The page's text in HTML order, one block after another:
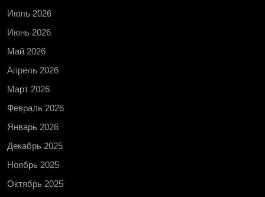
Июль 2026
Июнь 2026
Май 2026
Апрель 2026
Март 2026
Февраль 2026
Январь 2026
Декабрь 2025
Ноябрь 2025
Октябрь 2025